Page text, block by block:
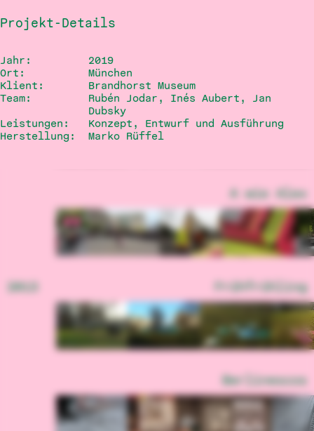
2014 S-Brunch
A wie Alex
2013 Frühfrühling
Berlinescos
Projekt-Details
Jahr:
2019
Ort:
München
Klient:
Brandhorst Museum
Team:
Rubén Jodar, Inés Aubert, Jan
Dubsky
Leistungen:
Konzept, Entwurf und Ausführung
Herstellung:
Marko Rüffel